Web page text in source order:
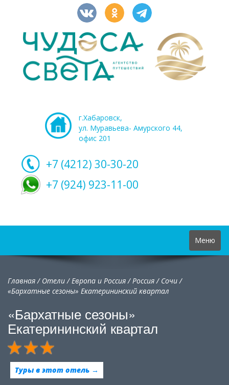
г.Хабаровск,
ул. Муравьева- Амурского 44,
офис 201
+7 (4212) 30-30-20
+7 (924) 923-11-00
Toggle
navigation
Меню
Главная/ Отели/Европа и Россия/Россия/ Сочи /
«Бархатные сезоны» Екатерининский квартал
«Бархатные сезоны»
Екатерининский квартал
Туры в этот отель →